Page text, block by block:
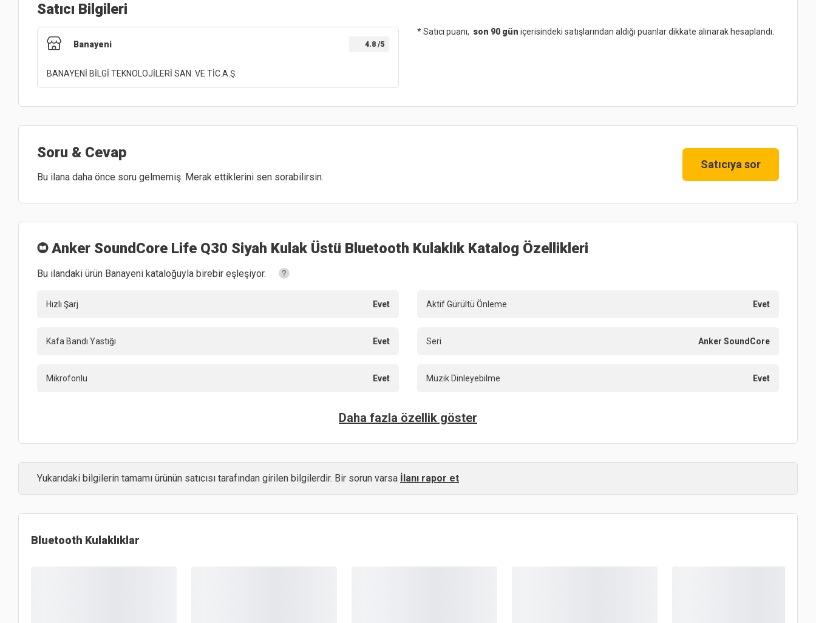
Satıcı Bilgileri
Banayeni 4.8 /5
BANAYENİ BİLGİ TEKNOLOJİLERİ SAN. VE TİC.A.Ş.
* Satıcı puanı, son 90 gün içerisindeki satışlarından aldığı puanlar dikkate alınarak hesaplandı.
Soru & Cevap
Bu ilana daha önce soru gelmemiş. Merak ettiklerini sen sorabilirsin.
Satıcıya sor
Anker SoundCore Life Q30 Siyah Kulak Üstü Bluetooth Kulaklık Katalog Özellikleri
Bu ilandaki ürün Banayeni kataloğuyla birebir eşleşiyor.
Hızlı Şarj Evet Aktif Gürültü Önleme Evet
Kafa Bandı Yastığı Evet Seri Anker SoundCore
Mikrofonlu Evet Müzik Dinleyebilme Evet
Daha fazla özellik göster
Yukarıdaki bilgilerin tamamı ürünün satıcısı tarafından girilen bilgilerdir. Bir sorun varsa İlanı rapor et
Bluetooth Kulaklıklar